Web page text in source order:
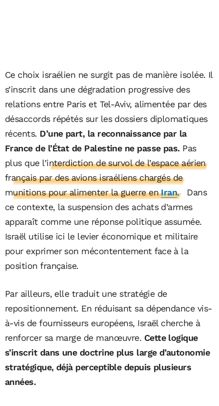
Ce choix israélien ne surgit pas de manière isolée. Il
s’inscrit dans une dégradation progressive des
relations entre Paris et Tel-Aviv, alimentée par des
désaccords répétés sur les dossiers diplomatiques
récents. D’une part, la reconnaissance par la
France de l’État de Palestine ne passe pas. Pas
plus que l’interdiction de survol de l’espace aérien
français par des avions israéliens chargés de
munitions pour alimenter la guerre enIran.
Dans
ce contexte, la suspension des achats d’armes
apparaît comme une réponse politique assumée.
Israël utilise ici le levier économique et militaire
pour exprimer son mécontentement face à la
position française.
Par ailleurs, elle traduit une stratégie de
repositionnement. En réduisant sa dépendance vis-
à-vis de fournisseurs européens, Israël cherche à
renforcer sa marge de manœuvre. Cette logique
s’inscrit dans une doctrine plus large d’autonomie
stratégique, déjà perceptible depuis plusieurs
années.